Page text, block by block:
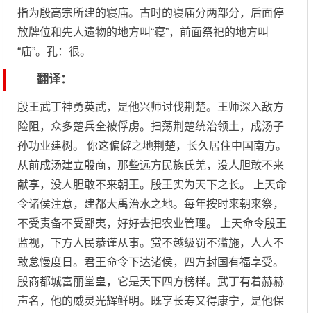
指为殷高宗所建的寝庙。古时的寝庙分两部分，后面停
放牌位和先人遗物的地方叫“寝”，前面祭祀的地方叫
“庙”。孔：很。
翻译：
殷王武丁神勇英武，是他兴师讨伐荆楚。王师深入敌方
险阻，众多楚兵全被俘虏。扫荡荆楚统治领土，成汤子
孙功业建树。 你这偏僻之地荆楚，长久居住中国南方。
从前成汤建立殷商，那些远方民族氐羌，没人胆敢不来
献享，没人胆敢不来朝王。殷王实为天下之长。 上天命
令诸侯注意，建都大禹治水之地。每年按时来朝来祭，
不受责备不受鄙夷，好好去把农业管理。 上天命令殷王
监视，下方人民恭谨从事。赏不越级罚不滥施，人人不
敢怠慢度日。君王命令下达诸侯，四方封国有福享受。
殷商都城富丽堂皇，它是天下四方榜样。武丁有着赫赫
声名，他的威灵光辉鲜明。既享长寿又得康宁，是他保